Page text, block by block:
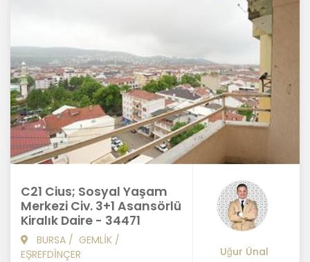
C21 Cius; Sosyal Yaşam
Merkezi Civ. 3+1 Asansörlü
Kiralık Daire - 34471
BURSA / GEMLİK /
EŞREFDİNÇER
Uğur Ünal